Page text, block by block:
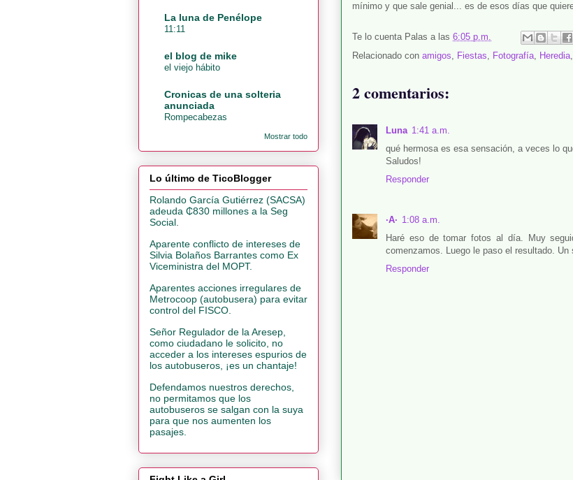
mínimo y que sale genial... es de esos días que
Te lo cuenta Palas a las 6:05 p.m.
Relacionado con amigos, Fiestas, Fotografía, Heredia,
2 comentarios:
Luna 1:41 a.m.
qué hermosa es esa sensación, a veces lo
Saludos!
Responder
·A· 1:08 a.m.
Haré eso de tomar fotos al día. Muy
comenzamos. Luego le paso el resultado. Un
Responder
La luna de Penélope
11:11
el blog de mike
el viejo hábito
Cronicas de una solteria
anunciada
Rompecabezas
Mostrar todo
Lo último de TicoBlogger
Rolando García Gutiérrez (SACSA)
adeuda ₵830 millones a la Seg
Social.
Aparente conflicto de intereses de
Silvia Bolaños Barrantes como Ex
Viceministra del MOPT.
Aparentes acciones irregulares de
Metrocoop (autobusera) para evitar
control del FISCO.
Señor Regulador de la Aresep,
como ciudadano le solicito, no
acceder a los intereses espurios de
los autobuseros, ¡es un chantaje!
Defendamos nuestros derechos,
no permitamos que los
autobuseros se salgan con la suya
para que nos aumenten los
pasajes.